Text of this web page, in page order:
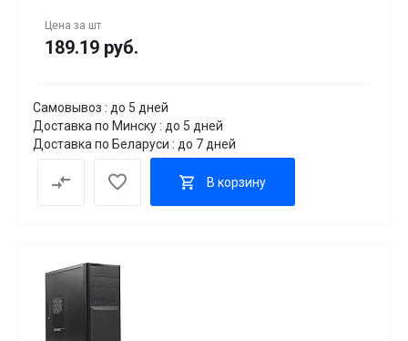
Цена за шт
189.19 руб.
Самовывоз : до 5 дней
Доставка по Минску : до 5 дней
Доставка по Беларуси : до 7 дней
В корзину